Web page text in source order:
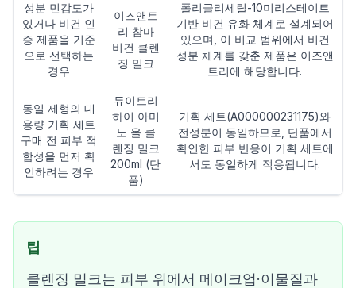
성분 민감도가
있거나 비건 인
증 제품을 기준
으로 선택하는
경우
이즈앤트
리 참마
비건 클렌
징 밀크
폴리글리세릴-10미리스테이트
기반 비건 유화 체계로 설계되어
있으며, 이 비교 범위에서 비건
성분 체계를 갖춘 제품은 이즈앤
트리에 해당합니다.
동일 제형의 대
용량 기획 세트
구매 전 피부 적
합성을 먼저 확
인하려는 경우
듀이트리
하이 아미
노 올 클
렌징 밀크
200ml (단
품)
기획 세트(A000000231175)와
전성분이 동일하므로, 단품에서
확인한 피부 반응이 기획 세트에
서도 동일하게 적용됩니다.
팁
클렌징 밀크는 피부 위에서 메이크업·이물질과